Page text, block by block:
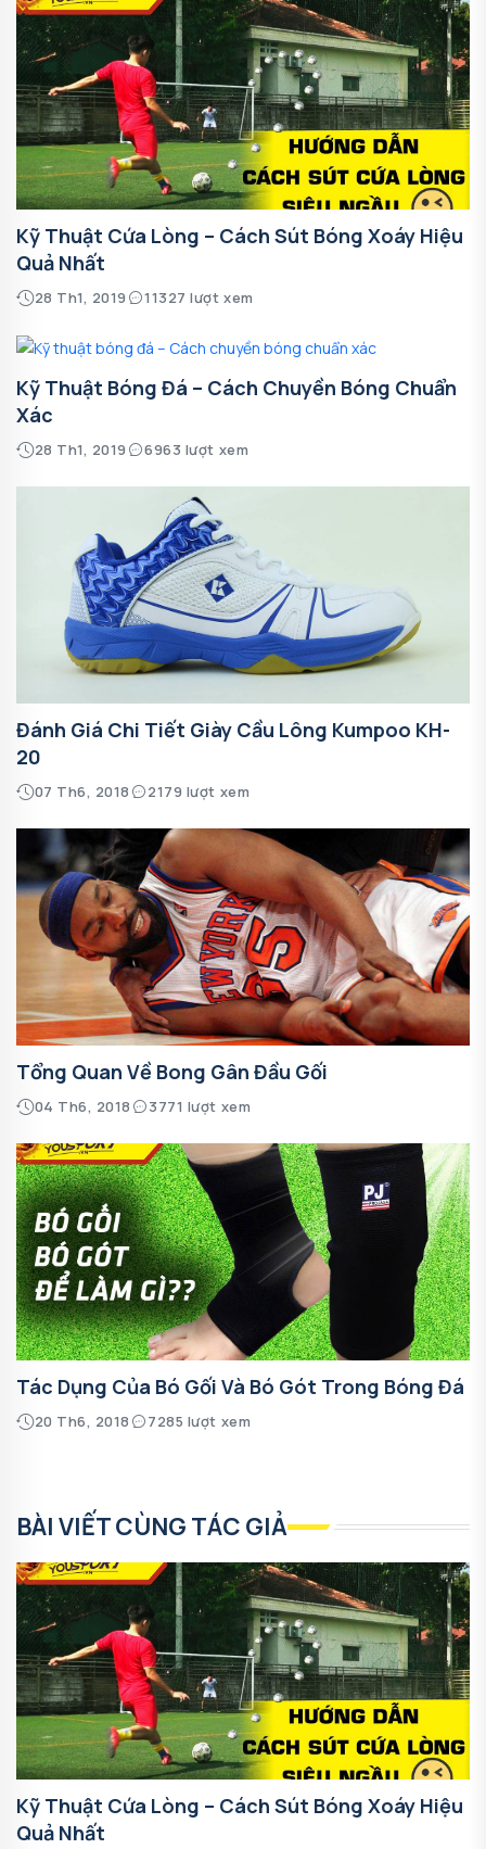
Kỹ Thuật Cứa Lòng – Cách Sút Bóng Xoáy Hiệu
Quả Nhất
28 Th1, 2019 11327 lượt xem
Kỹ Thuật Bóng Đá – Cách Chuyền Bóng Chuẩn
Xác
28 Th1, 2019 6963 lượt xem
Đánh Giá Chi Tiết Giày Cầu Lông Kumpoo KH-
20
07 Th6, 2018 2179 lượt xem
Tổng Quan Về Bong Gân Đầu Gối
04 Th6, 2018 3771 lượt xem
Tác Dụng Của Bó Gối Và Bó Gót Trong Bóng Đá
20 Th6, 2018 7285 lượt xem
BÀI VIẾT CÙNG TÁC GIẢ
Kỹ Thuật Cứa Lòng – Cách Sút Bóng Xoáy Hiệu
Quả Nhất